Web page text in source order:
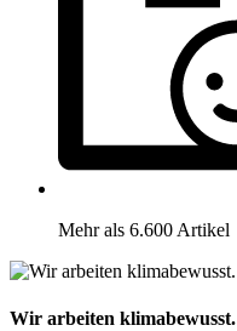
Mehr als 6.600 Artikel
Wir arbeiten klimabewusst.